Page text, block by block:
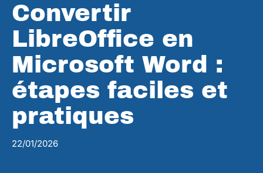
Convertir
LibreOffice en
Microsoft Word :
étapes faciles et
pratiques
22/01/2026